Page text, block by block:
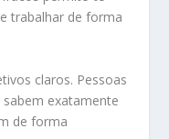
trabalhar de forma
claros. Pessoas
exatamente
de forma